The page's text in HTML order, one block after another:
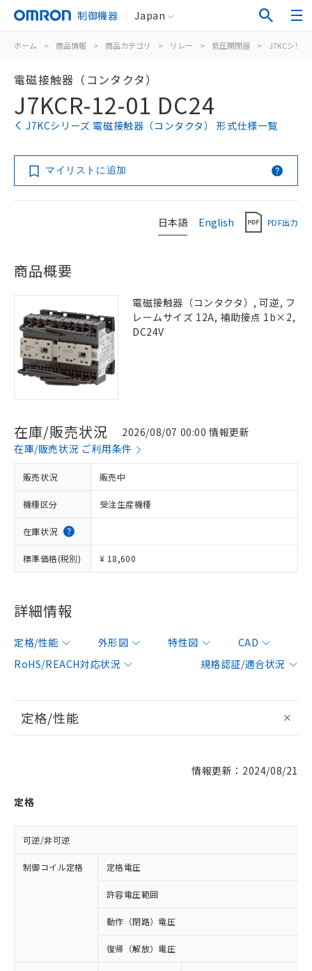
制御機器 Japan
ホーム > 商品情報 > 商品カテゴリ > リレー > 低圧開閉器 > J7KCシリー
電磁接触器（コンタクタ）
J7KCR-12-01 DC24
J7KCシリーズ 電磁接触器（コンタクタ） 形式仕様一覧
マイリストに追加
日本語 English PDF出力
商品概要
電磁接触器（コンタクタ）, 可逆, フ
レームサイズ 12A, 補助接点 1b×2,
DC24V
在庫/販売状況
2026/08/07 00:00 情報更新
在庫/販売状況 ご利用条件
販売状況 販売中
機種区分 受注生産機種
在庫状況
標準価格(税別) ¥ 18,600
詳細情報
定格/性能 外形図 特性図
CAD
RoHS/REACH対応状況
規格認証/適合状況
定格/性能
情報更新：2024/08/21
定格
可逆/非可逆
制御コイル定格 定格電圧
許容電圧範囲
動作（閉路）電圧
復帰（解放）電圧